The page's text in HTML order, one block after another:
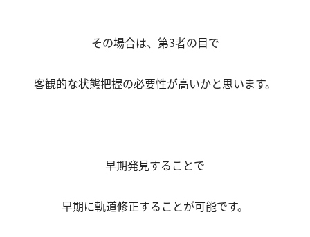
その場合は、第3者の目で
客観的な状態把握の必要性が高いかと思います。
早期発見することで
早期に軌道修正することが可能です。